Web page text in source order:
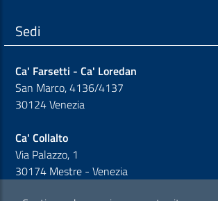
Sedi
Ca' Farsetti - Ca' Loredan
San Marco, 4136/4137
30124 Venezia
Ca' Collalto
Via Palazzo, 1
30174 Mestre - Venezia